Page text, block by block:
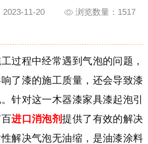
11-20 浏览数量： 1517
过程中经常遇到气泡的问题，
了漆的施工质量，还会导致漆
针对这一木器漆家具漆起泡引
进口消泡剂提供了有效的解决
解决气泡无油缩，是油漆涂料